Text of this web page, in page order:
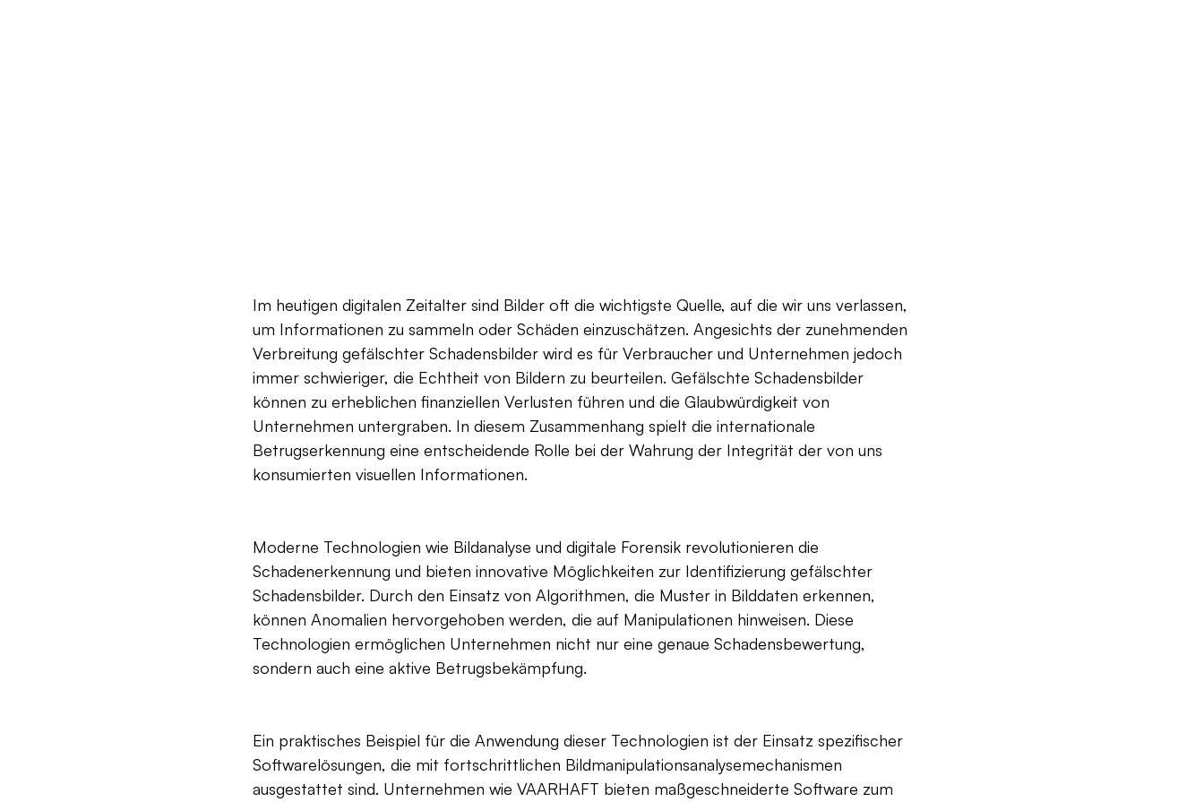
Im heutigen digitalen Zeitalter sind Bilder oft die wichtigste Quelle, auf die wir uns verlassen,
um Informationen zu sammeln oder Schäden einzuschätzen. Angesichts der zunehmenden
Verbreitung gefälschter Schadensbilder wird es für Verbraucher und Unternehmen jedoch
immer schwieriger, die Echtheit von Bildern zu beurteilen. Gefälschte Schadensbilder
können zu erheblichen finanziellen Verlusten führen und die Glaubwürdigkeit von
Unternehmen untergraben. In diesem Zusammenhang spielt die internationale
Betrugserkennung eine entscheidende Rolle bei der Wahrung der Integrität der von uns
konsumierten visuellen Informationen.
Moderne Technologien wie Bildanalyse und digitale Forensik revolutionieren die
Schadenerkennung und bieten innovative Möglichkeiten zur Identifizierung gefälschter
Schadensbilder. Durch den Einsatz von Algorithmen, die Muster in Bilddaten erkennen,
können Anomalien hervorgehoben werden, die auf Manipulationen hinweisen. Diese
Technologien ermöglichen Unternehmen nicht nur eine genaue Schadensbewertung,
sondern auch eine aktive Betrugsbekämpfung.
Ein praktisches Beispiel für die Anwendung dieser Technologien ist der Einsatz spezifischer
Softwarelösungen, die mit fortschrittlichen Bildmanipulationsanalysemechanismen
ausgestattet sind. Unternehmen wie VAARHAFT bieten maßgeschneiderte Software zum